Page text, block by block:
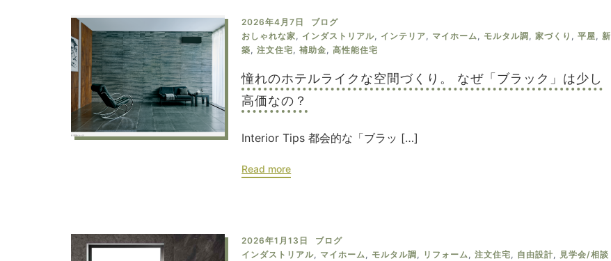
2026年4月7日
ブログ
おしゃれな家, インダストリアル, インテリア, マイホーム, モルタル調 ,家づくり ,平屋,新
築,注文住宅,補助金,高性能住宅
憧れのホテルライクな空間づくり。 なぜ「ブラック」は少し
高価なの？
Interior Tips 都会的な「ブラッ […]
Read more
2026年1月13日
ブログ
インダストリアル, マイホーム, モルタル調 , リフォーム,注文住宅, 自由設計, 見学会/相談